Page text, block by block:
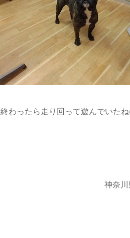
終わったら走り回って遊んでいた
神奈